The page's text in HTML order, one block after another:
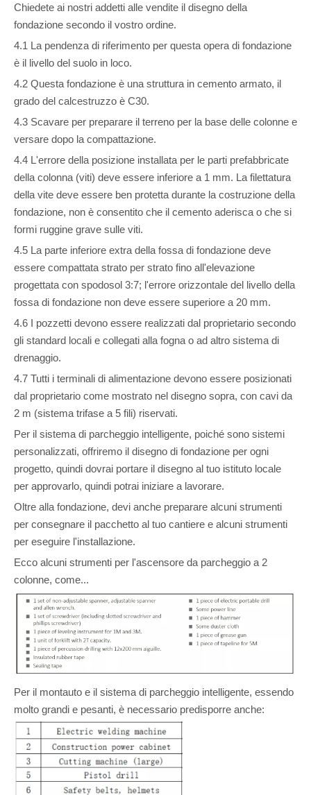
Chiedete ai nostri addetti alle vendite il disegno della
fondazione secondo il vostro ordine.
4.1 La pendenza di riferimento per questa opera di fondazione
è il livello del suolo in loco.
4.2 Questa fondazione è una struttura in cemento armato, il
grado del calcestruzzo è C30.
4.3 Scavare per preparare il terreno per la base delle colonne e
versare dopo la compattazione.
4.4 L'errore della posizione installata per le parti prefabbricate
della colonna (viti) deve essere inferiore a 1 mm. La filettatura
della vite deve essere ben protetta durante la costruzione della
fondazione, non è consentito che il cemento aderisca o che si
formi ruggine grave sulle viti.
4.5 La parte inferiore extra della fossa di fondazione deve
essere compattata strato per strato fino all'elevazione
progettata con spodosol 3:7; l'errore orizzontale del livello della
fossa di fondazione non deve essere superiore a 20 mm.
4.6 I pozzetti devono essere realizzati dal proprietario secondo
gli standard locali e collegati alla fogna o ad altro sistema di
drenaggio.
4.7 Tutti i terminali di alimentazione devono essere posizionati
dal proprietario come mostrato nel disegno sopra, con cavi da
2 m (sistema trifase a 5 fili) riservati.
Per il sistema di parcheggio intelligente, poiché sono sistemi
personalizzati, offriremo il disegno di fondazione per ogni
progetto, quindi dovrai portare il disegno al tuo istituto locale
per approvarlo, quindi potrai iniziare a lavorare.
Oltre alla fondazione, devi anche preparare alcuni strumenti
per consegnare il pacchetto al tuo cantiere e alcuni strumenti
per eseguire l'installazione.
Ecco alcuni strumenti per l'ascensore da parcheggio a 2
colonne, come...
Per il montauto e il sistema di parcheggio intelligente, essendo
molto grandi e pesanti, è necessario predisporre anche: